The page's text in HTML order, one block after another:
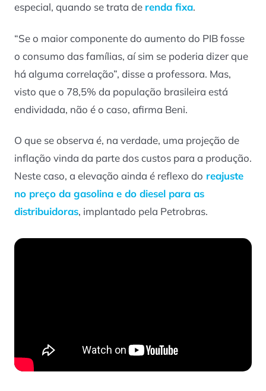
especial, quando se trata de renda fixa.
“Se o maior componente do aumento do PIB fosse
o consumo das famílias, aí sim se poderia dizer que
há alguma correlação”, disse a professora. Mas,
visto que o 78,5% da população brasileira está
endividada, não é o caso, afirma Beni.
O que se observa é, na verdade, uma projeção de
inflação vinda da parte dos custos para a produção.
Neste caso, a elevação ainda é reflexo do reajuste
no preço da gasolina e do diesel para as
distribuidoras, implantado pela Petrobras.